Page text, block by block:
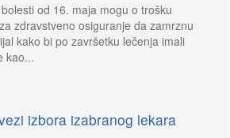
od 16. maja mogu o trošku
zdravstveno osiguranje da zamrznu
kako bi po završetku lečenja imali
kao...
izbora izabranog lekara